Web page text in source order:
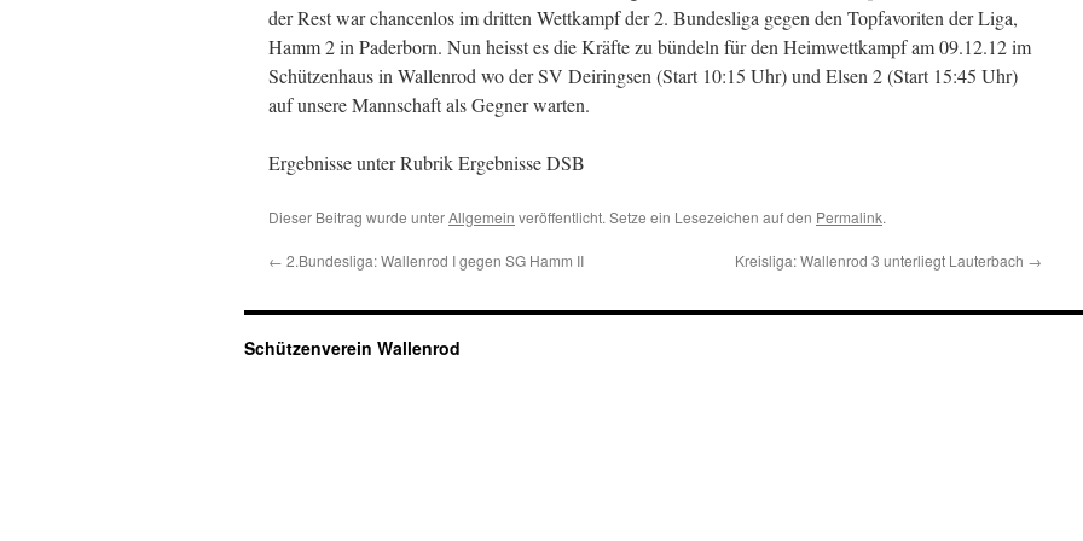
der Rest war chancenlos im dritten Wettkampf der 2. Bundesliga gegen den Topfavoriten der Liga,
Hamm 2 in Paderborn. Nun heisst es die Kräfte zu bündeln für den Heimwettkampf am 09.12.12 im
Schützenhaus in Wallenrod wo der SV Deiringsen (Start 10:15 Uhr) und Elsen 2 (Start 15:45 Uhr)
auf unsere Mannschaft als Gegner warten.
Ergebnisse unter Rubrik Ergebnisse DSB
Dieser Beitrag wurde unterAllgemein veröffentlicht. Setze ein Lesezeichen auf den Permalink.
← 2.Bundesliga: Wallenrod I gegen SG Hamm II Kreisliga: Wallenrod 3 unterliegt Lauterbach →
Schützenverein Wallenrod